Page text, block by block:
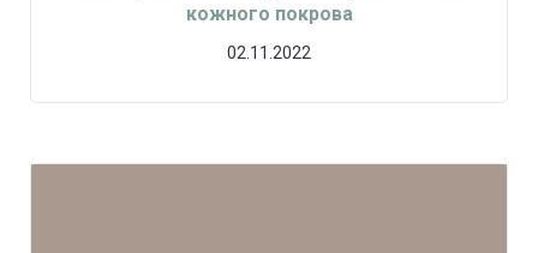
кожного покрова
02.11.2022